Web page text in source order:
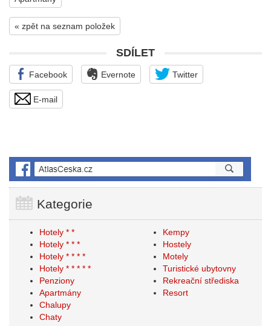
« zpět na seznam položek
SDÍLET
Facebook Evernote Twitter
E-mail
Kategorie
Hotely * *
Hotely * * *
Hotely * * * *
Hotely * * * * *
Penziony
Apartmány
Chalupy
Chaty
Kempy
Hostely
Motely
Turistické ubytovny
Rekreační střediska
Resort